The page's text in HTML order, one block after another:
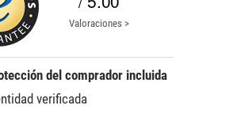
Valoraciones >
del comprador incluida
verificada